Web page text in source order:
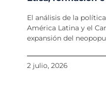
El análisis de la
América Latina y el
expansión del
2 julio, 2026